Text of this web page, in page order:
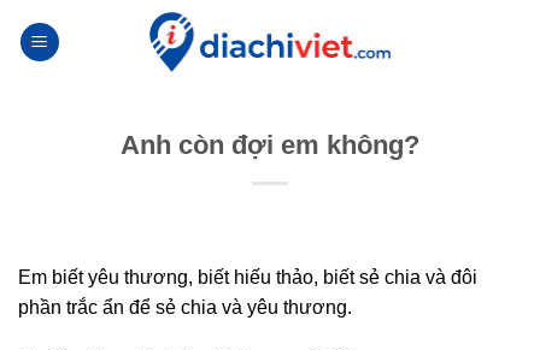
Anh còn đợi em không?
Em biết yêu thương, biết hiếu thảo, biết sẻ chia và đôi
phần trắc ẩn để sẻ chia và yêu thương.